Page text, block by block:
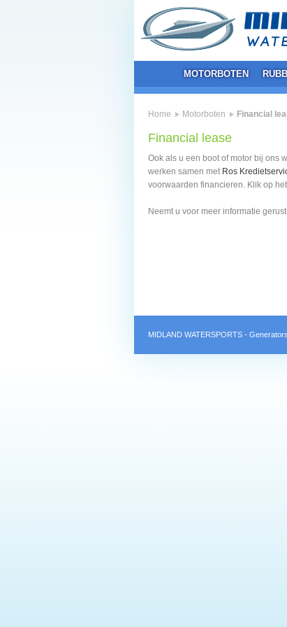
MOTORBOTEN
Home Motorboten Financial
Financial lease
Ook als u een boot of motor bij ons
werken samen met Ros
voorwaarden financieren. Klik op
Neemt u voor meer informatie
MIDLAND WATERSPORTS -